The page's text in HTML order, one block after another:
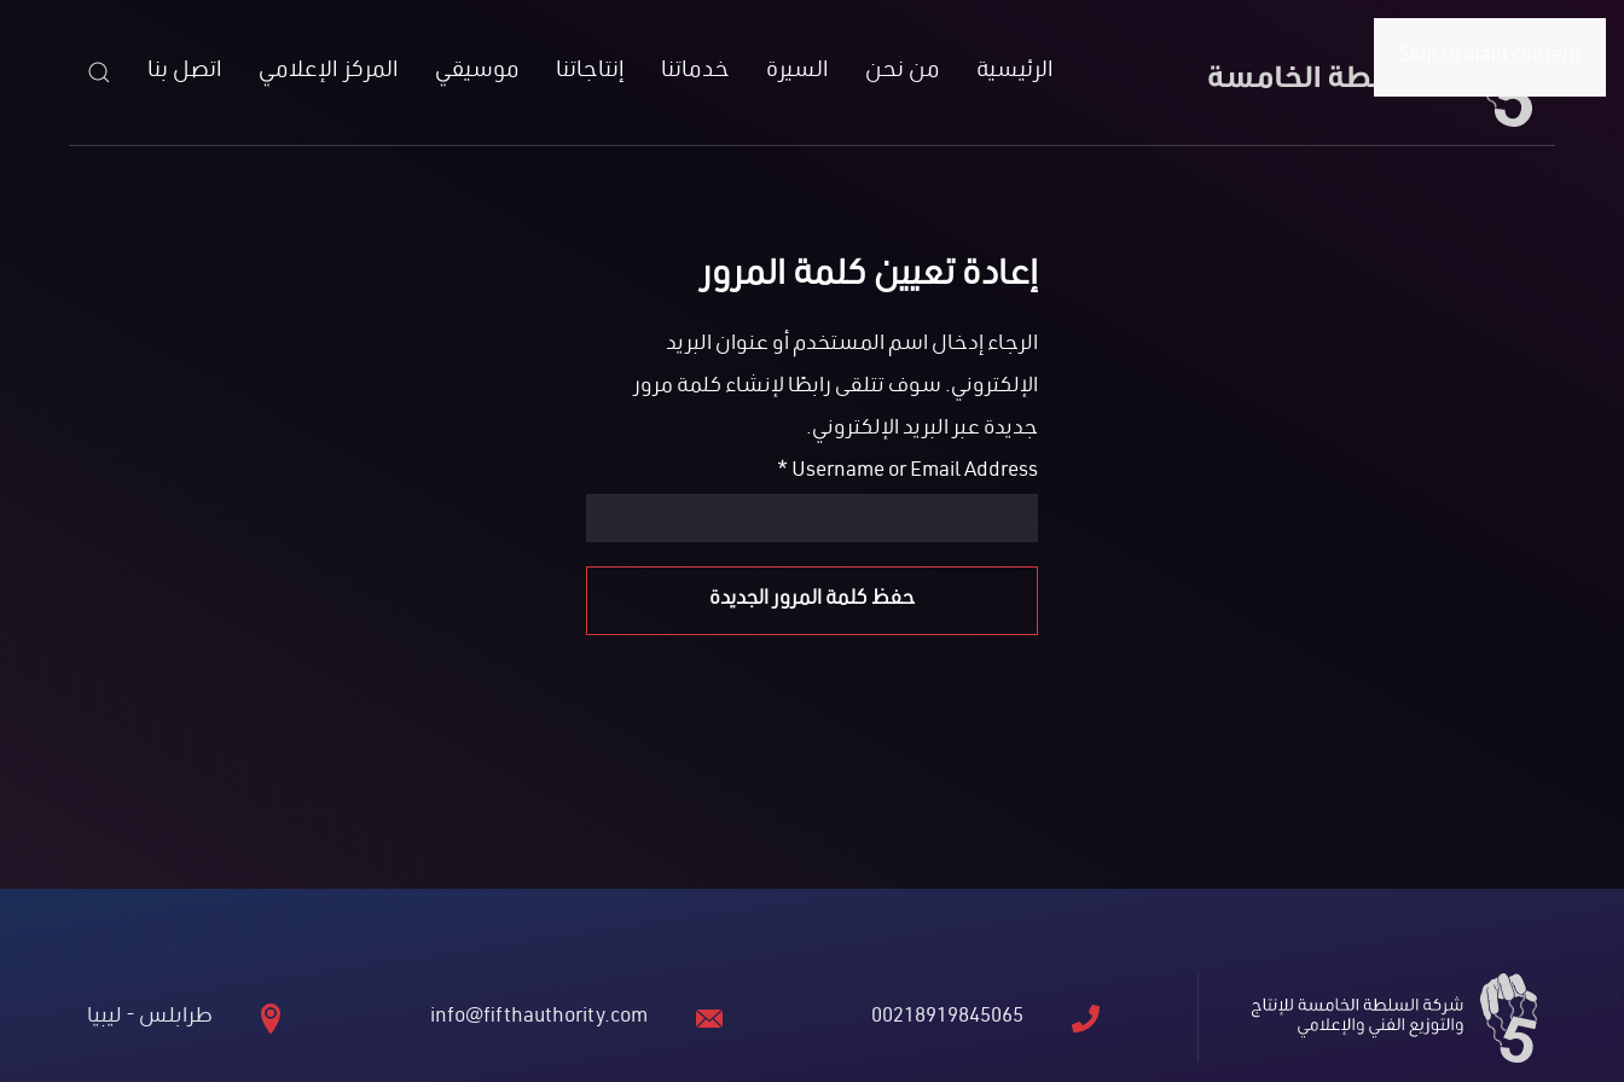
الرئيسية من نحن السيرة خدماتنا إنتاجاتنا موسيقي المركز الإعلامي اتصل بنا
إعادة تعيين كلمة المرور
الرجاء إدخال اسم المستخدم أو عنوان البريد
الإلكتروني. سوف تتلقى رابطًا لإنشاء كلمة مرور
جديدة عبر البريد الإلكتروني.
Username or Email Address
*
00218919845065
info@fifthauthority.com طرابلس - ليبيا